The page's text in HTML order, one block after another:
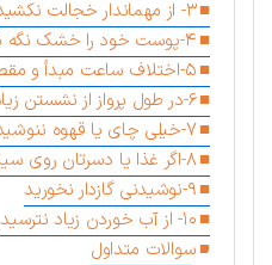
۳- از مهماندار خجالت نکشید
۴-پوست خود را خشک نگه ندارید
۵-اختلاف ساعت مبدأ و مقصد را فراموش نکنید
۶-در طول پرواز از نشستن زیاد خودداری کنید
۷-خیلی چای یا قهوه ننوشید
۸-اگر غذا یا دسرتان روی سینی افتاد آن را نخورید
۹-نوشیدنی گازدار نخورید
۱۰- از آب خوردن زیاد نترسید
سوالات متداول